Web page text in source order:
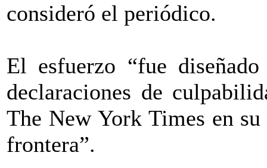
consideró el periódico.
El esfuerzo “fue
declaraciones de
The New York Times en
frontera”.